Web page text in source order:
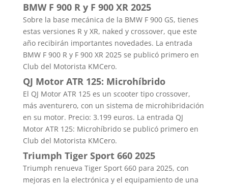
BMW F 900 R y F 900 XR 2025
Sobre la base mecánica de la BMW F 900 GS, tienes
estas versiones R y XR, naked y crossover, que este
año recibirán importantes novedades. La entrada
BMW F 900 R y F 900 XR 2025 se publicó primero en
Club del Motorista KMCero.
QJ Motor ATR 125: Microhíbrido
El QJ Motor ATR 125 es un scooter tipo crossover,
más aventurero, con un sistema de microhibridación
en su motor. Precio: 3.199 euros. La entrada QJ
Motor ATR 125: Microhíbrido se publicó primero en
Club del Motorista KMCero.
Triumph Tiger Sport 660 2025
Triumph renueva Tiger Sport 660 para 2025, con
mejoras en la electrónica y el equipamiento de una